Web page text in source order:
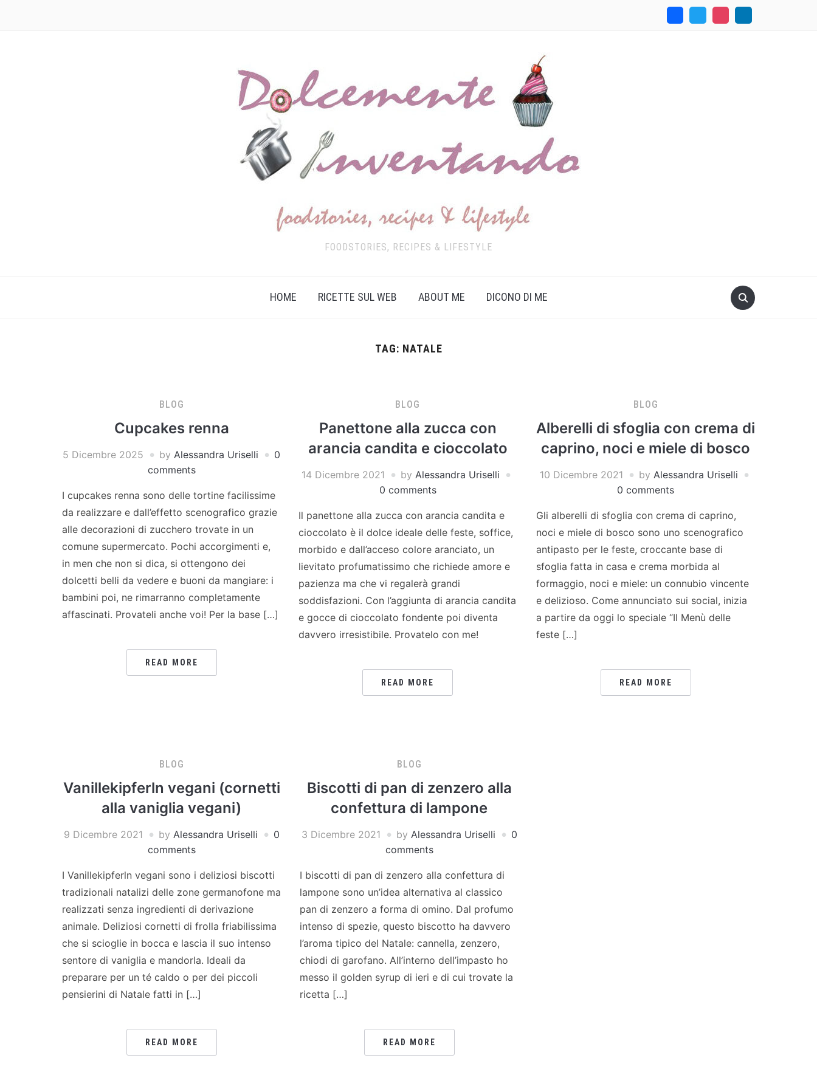
FOODSTORIES, RECIPES & LIFESTYLE
HOME RICETTE SUL WEB ABOUT ME DICONO DI ME
TAG: NATALE
BLOG
Cupcakes renna
5 Dicembre 2025 by Alessandra Uriselli
0
comments
I cupcakes renna sono delle tortine facilissime
da realizzare e dall’effetto scenografico grazie
alle decorazioni di zucchero trovate in un
comune supermercato. Pochi accorgimenti e,
in men che non si dica, si ottengono dei
dolcetti belli da vedere e buoni da mangiare: i
bambini poi, ne rimarranno completamente
affascinati. Provateli anche voi! Per la base […]
READ MORE
BLOG
Panettone alla zucca con
arancia candita e cioccolato
14 Dicembre 2021 by Alessandra Uriselli
0 comments
Il panettone alla zucca con arancia candita e
cioccolato è il dolce ideale delle feste, soffice,
morbido e dall’acceso colore aranciato, un
lievitato profumatissimo che richiede amore e
pazienza ma che vi regalerà grandi
soddisfazioni. Con l’aggiunta di arancia candita
e gocce di cioccolato fondente poi diventa
davvero irresistibile. Provatelo con me!
READ MORE
BLOG
Alberelli di sfoglia con crema di
caprino, noci e miele di bosco
10 Dicembre 2021 by Alessandra Uriselli
0 comments
Gli alberelli di sfoglia con crema di caprino,
noci e miele di bosco sono uno scenografico
antipasto per le feste, croccante base di
sfoglia fatta in casa e crema morbida al
formaggio, noci e miele: un connubio vincente
e delizioso. Come annunciato sui social, inizia
a partire da oggi lo speciale “Il Menù delle
feste […]
READ MORE
BLOG
Vanillekipferln vegani (cornetti
alla vaniglia vegani)
9 Dicembre 2021 by Alessandra Uriselli
0
comments
I Vanillekipferln vegani sono i deliziosi biscotti
tradizionali natalizi delle zone germanofone ma
realizzati senza ingredienti di derivazione
animale. Deliziosi cornetti di frolla friabilissima
che si scioglie in bocca e lascia il suo intenso
sentore di vaniglia e mandorla. Ideali da
preparare per un té caldo o per dei piccoli
pensierini di Natale fatti in […]
READ MORE
BLOG
Biscotti di pan di zenzero alla
confettura di lampone
3 Dicembre 2021 by Alessandra Uriselli
0
comments
I biscotti di pan di zenzero alla confettura di
lampone sono un’idea alternativa al classico
pan di zenzero a forma di omino. Dal profumo
intenso di spezie, questo biscotto ha davvero
l’aroma tipico del Natale: cannella, zenzero,
chiodi di garofano. All’interno dell’impasto ho
messo il golden syrup di ieri e di cui trovate la
ricetta […]
READ MORE